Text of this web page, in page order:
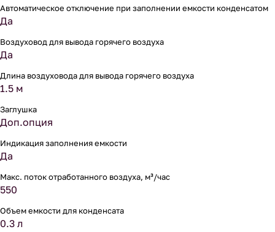
Автоматическое отключение при заполнении емкости конденсатом
Да
Воздуховод для вывода горячего воздуха
Да
Длина воздуховода для вывода горячего воздуха
1.5 м
Заглушка
Доп.опция
Индикация заполнения емкости
Да
Макс. поток отработанного воздуха, м³/час
550
Объем емкости для конденсата
0.3 л